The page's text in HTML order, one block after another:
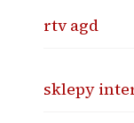
rtv agd
sklepy